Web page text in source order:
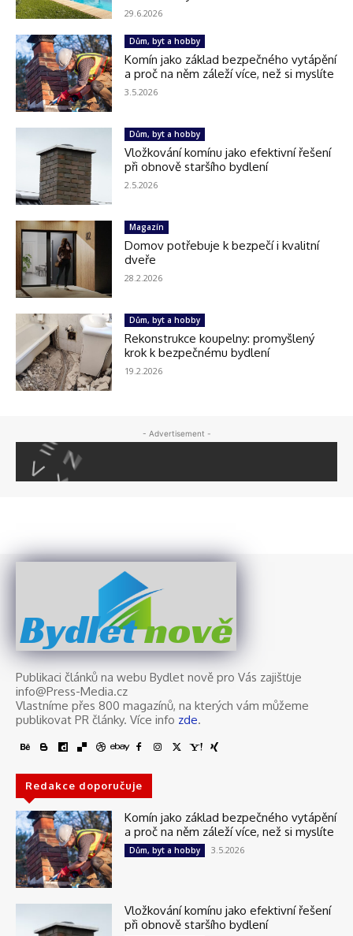
Bydletnově
Publikaci článků na webu Bydlet nově pro Vás zajišťuje
info@Press-Media.cz
Vlastníme přes 800 magazínů, na kterých vám můžeme
publikovat PR články. Více info zde.
Redakce doporučuje
Komín jako základ bezpečného vytápění
a proč na něm záleží více, než si myslíte
Dům, byt a hobby 3.5.2026
Vložkování komínu jako efektivní řešení
při obnově staršího bydlení